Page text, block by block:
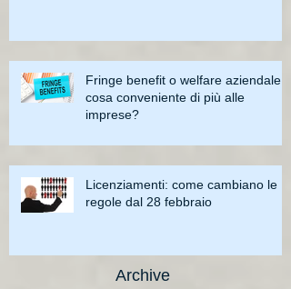
Fringe benefit o welfare aziendale:
cosa conveniente di più alle
imprese?
Licenziamenti: come cambiano le
regole dal 28 febbraio
Archive